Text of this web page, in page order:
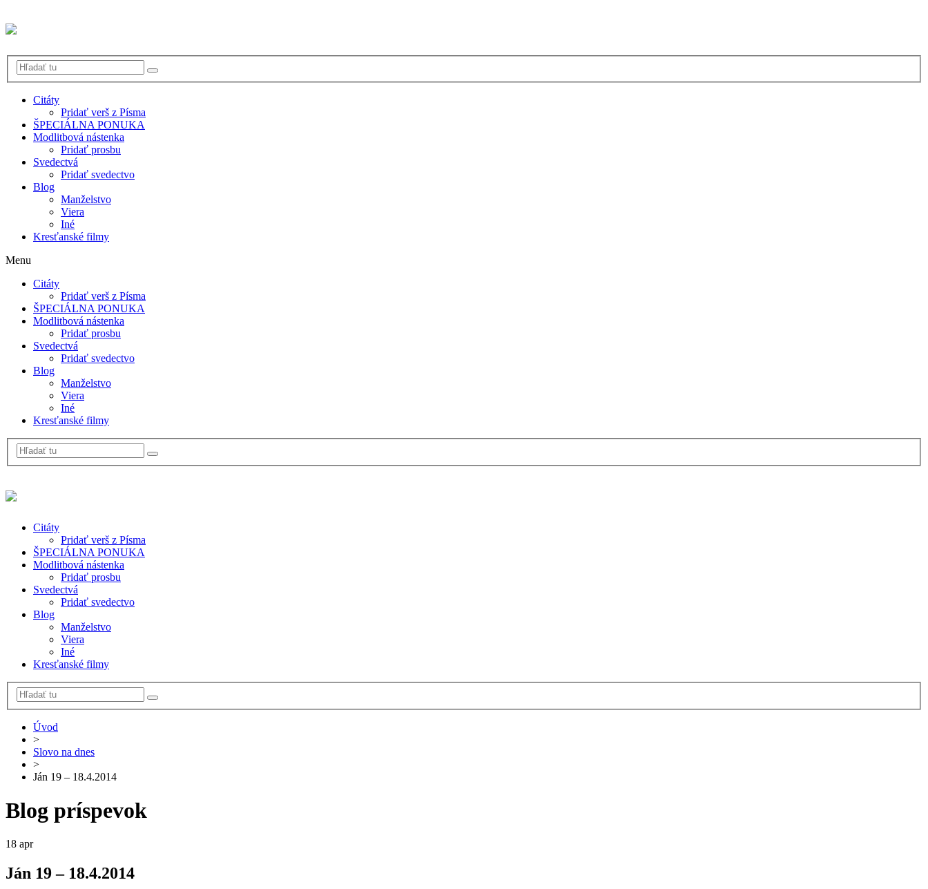
Citáty
Pridať verš z Písma
ŠPECIÁLNA PONUKA
Modlitbová nástenka
Pridať prosbu
Svedectvá
Pridať svedectvo
Blog
Manželstvo
Viera
Iné
Kresťanské filmy
Menu
Citáty
Pridať verš z Písma
ŠPECIÁLNA PONUKA
Modlitbová nástenka
Pridať prosbu
Svedectvá
Pridať svedectvo
Blog
Manželstvo
Viera
Iné
Kresťanské filmy
Citáty
Pridať verš z Písma
ŠPECIÁLNA PONUKA
Modlitbová nástenka
Pridať prosbu
Svedectvá
Pridať svedectvo
Blog
Manželstvo
Viera
Iné
Kresťanské filmy
Úvod
>
Slovo na dnes
>
Ján 19 – 18.4.2014
Blog príspevok
18 apr
Ján 19 – 18.4.2014